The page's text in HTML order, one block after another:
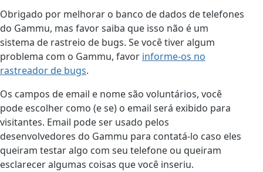
Obrigado por melhorar o banco de dados de telefones
do Gammu, mas favor saiba que isso não é um
sistema de rastreio de bugs. Se você tiver algum
problema com o Gammu, favor informe-os no
rastreador de bugs.
Os campos de email e nome são voluntários, você
pode escolher como (e se) o email será exibido para
visitantes. Email pode ser usado pelos
desenvolvedores do Gammu para contatá-lo caso eles
queiram testar algo com seu telefone ou queiram
esclarecer algumas coisas que você inseriu.